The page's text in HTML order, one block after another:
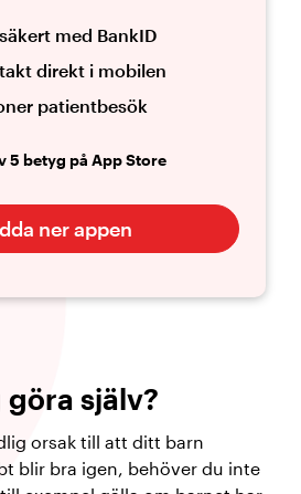
med BankID
direkt i mobilen
patientbesök
5 betyg på App Store
ner appen
göra själv?
orsak till att ditt barn
blir bra igen, behöver du inte